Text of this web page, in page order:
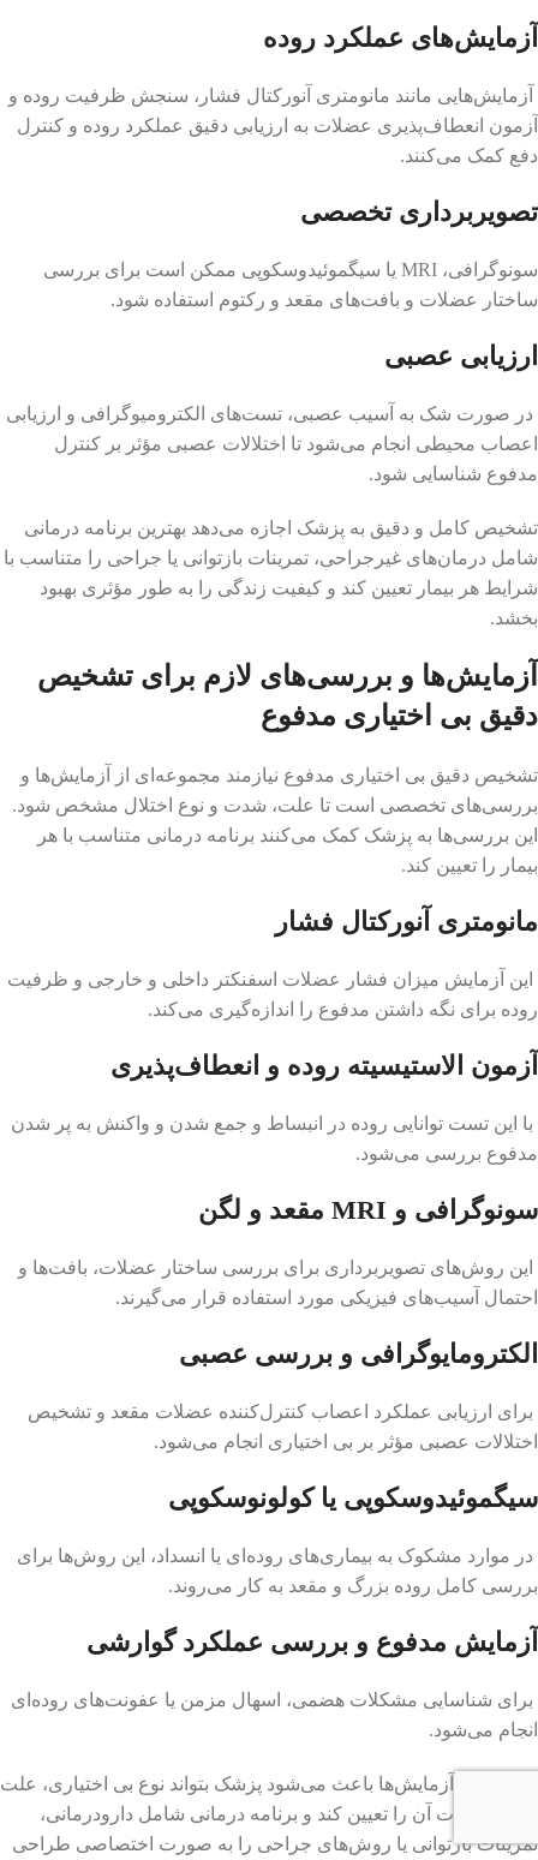
آزمایش‌های عملکرد روده
آزمایش‌هایی مانند مانومتری آنورکتال فشار، سنجش ظرفیت روده و
آزمون انعطاف‌پذیری عضلات به ارزیابی دقیق عملکرد روده و کنترل
دفع کمک می‌کنند.
تصویربرداری تخصصی
سونوگرافی، MRI یا سیگموئیدوسکوپی ممکن است برای بررسی
ساختار عضلات و بافت‌های مقعد و رکتوم استفاده شود.
ارزیابی عصبی
در صورت شک به آسیب عصبی، تست‌های الکترومیوگرافی و ارزیابی
اعصاب محیطی انجام می‌شود تا اختلالات عصبی مؤثر بر کنترل
مدفوع شناسایی شود.
تشخیص کامل و دقیق به پزشک اجازه می‌دهد بهترین برنامه درمانی
شامل درمان‌های غیرجراحی، تمرینات بازتوانی یا جراحی را متناسب با
شرایط هر بیمار تعیین کند و کیفیت زندگی را به طور مؤثری بهبود
بخشد.
آزمایش‌ها و بررسی‌های لازم برای تشخیص
دقیق بی اختیاری مدفوع
تشخیص دقیق بی اختیاری مدفوع نیازمند مجموعه‌ای از آزمایش‌ها و
بررسی‌های تخصصی است تا علت، شدت و نوع اختلال مشخص شود.
این بررسی‌ها به پزشک کمک می‌کنند برنامه درمانی متناسب با هر
بیمار را تعیین کند.
مانومتری آنورکتال فشار
این آزمایش میزان فشار عضلات اسفنکتر داخلی و خارجی و ظرفیت
روده برای نگه داشتن مدفوع را اندازه‌گیری می‌کند.
آزمون الاستیسیته روده و انعطاف‌پذیری
با این تست توانایی روده در انبساط و جمع شدن و واکنش به پر شدن
مدفوع بررسی می‌شود.
سونوگرافی و MRI مقعد و لگن
این روش‌های تصویربرداری برای بررسی ساختار عضلات، بافت‌ها و
احتمال آسیب‌های فیزیکی مورد استفاده قرار می‌گیرند.
الکترومایوگرافی و بررسی عصبی
برای ارزیابی عملکرد اعصاب کنترل‌کننده عضلات مقعد و تشخیص
اختلالات عصبی مؤثر بر بی اختیاری انجام می‌شود.
سیگموئیدوسکوپی یا کولونوسکوپی
در موارد مشکوک به بیماری‌های روده‌ای یا انسداد، این روش‌ها برای
بررسی کامل روده بزرگ و مقعد به کار می‌روند.
آزمایش مدفوع و بررسی عملکرد گوارشی
برای شناسایی مشکلات هضمی، اسهال مزمن یا عفونت‌های روده‌ای
انجام می‌شود.
ترکیب این آزمایش‌ها باعث می‌شود پزشک بتواند نوع بی اختیاری، علت
دقیق و شدت آن را تعیین کند و برنامه درمانی شامل دارودرمانی،
تمرینات بازتوانی یا روش‌های جراحی را به صورت اختصاصی طراحی